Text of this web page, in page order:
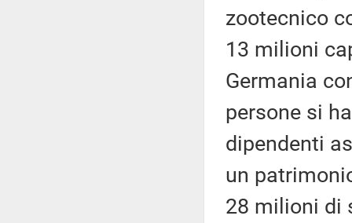
zootecnico
13 milioni
Germania
persone si
dipendenti
un
28 milioni di